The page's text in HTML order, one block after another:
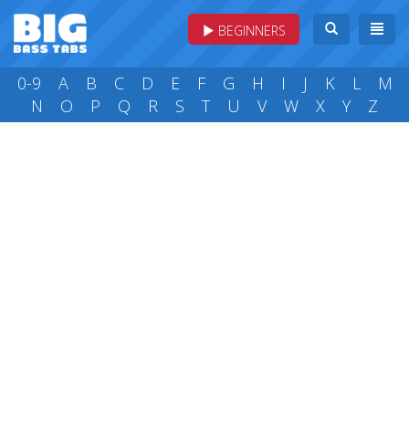
BEGINNERS
0-9 A B C D E F G H I J K L
M
N
O P Q R S T U V W X Y Z